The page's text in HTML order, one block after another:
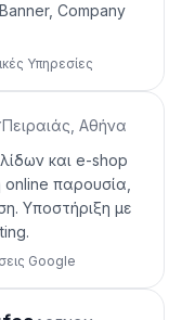
Company
Υπηρεσίες
Πειραιάς, Αθήνα
και e-shop
online παρουσία,
Υποστήριξη με
Google